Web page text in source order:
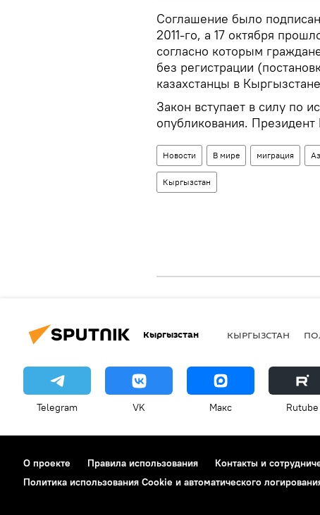
Соглашение было
2011-го, а 17 октября
согласно которым
без регистрации
казахстанцы в
Закон вступает в силу по
опубликования. Президент
Новости В мире миграция
Кыргызстан
Кыргызстан КЫРГЫЗСТАН
Telegram VK Макс Rutube
О проекте Правила использования Контакты и
Политика использования Cookie и автоматического